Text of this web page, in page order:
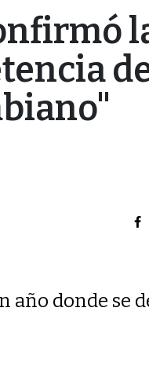
año donde se